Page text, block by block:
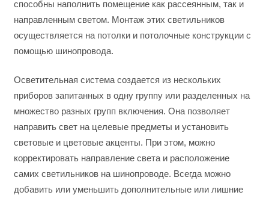
способны наполнить помещение как рассеянным, так и
направленным светом. Монтаж этих светильников
осуществляется на потолки и потолочные конструкции с
помощью шинопровода.
Осветительная система создается из нескольких
приборов запитанных в одну группу или разделенных на
множество разных групп включения. Она позволяет
направить свет на целевые предметы и установить
световые и цветовые акценты. При этом, можно
корректировать направление света и расположение
самих светильников на шинопроводе. Всегда можно
добавить или уменьшить дополнительные или лишние